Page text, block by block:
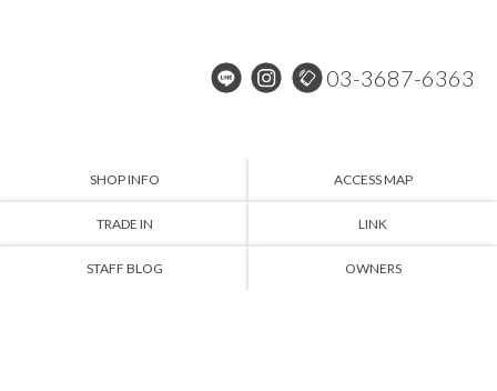
03-3687-6363
SHOP INFO ACCESS MAP
TRADE IN LINK
STAFF BLOG OWNERS